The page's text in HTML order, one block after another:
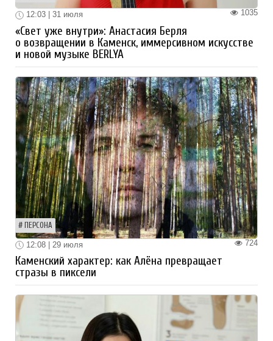
1035
12:03 | 31 июля
«Свет уже внутри»: Анастасия Берля
о возвращении в Каменск, иммерсивном искусстве
и новой музыке BERLYA
ПЕРСОНА
724
12:08 | 29 июля
Каменский характер: как Алёна превращает
стразы в пиксели